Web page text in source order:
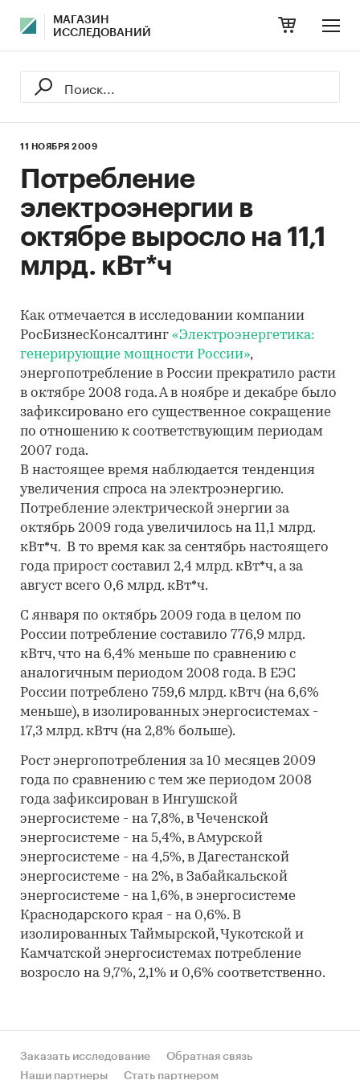
МАГАЗИН
ИССЛЕДОВАНИЙ
11 НОЯБРЯ 2009
Потребление
электроэнергии в
октябре выросло на 11,1
млрд. кВт*ч
Как отмечается в исследовании компании
РосБизнесКонсалтинг «Электроэнергетика:
генерирующие мощности России»,
энергопотребление в России прекратило расти
в октябре 2008 года. А в ноябре и декабре было
зафиксировано его существенное сокращение
по отношению к соответствующим периодам
2007 года.
В настоящее время наблюдается тенденция
увеличения спроса на электроэнергию.
Потребление электрической энергии за
октябрь 2009 года увеличилось на 11,1 млрд.
кВт*ч. В то время как за сентябрь настоящего
года прирост составил 2,4 млрд. кВт*ч, а за
август всего 0,6 млрд. кВт*ч.
С января по октябрь 2009 года в целом по
России потребление составило 776,9 млрд.
кВтч, что на 6,4% меньше по сравнению с
аналогичным периодом 2008 года. В ЕЭС
России потреблено 759,6 млрд. кВтч (на 6,6%
меньше), в изолированных энергосистемах -
17,3 млрд. кВтч (на 2,8% больше).
Рост энергопотребления за 10 месяцев 2009
года по сравнению с тем же периодом 2008
года зафиксирован в Ингушской
энергосистеме - на 7,8%, в Чеченской
энергосистеме - на 5,4%, в Амурской
энергосистеме - на 4,5%, в Дагестанской
энергосистеме - на 2%, в Забайкальской
энергосистеме - на 1,6%, в энергосистеме
Краснодарского края - на 0,6%. В
изолированных Таймырской, Чукотской и
Камчатской энергосистемах потребление
возросло на 9,7%, 2,1% и 0,6% соответственно.
Заказать исследование
Обратная связь
Наши партнеры
Стать партнером